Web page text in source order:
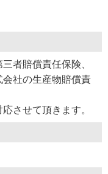
者賠償責任保険、
社の生産物賠償責
させて頂きます。